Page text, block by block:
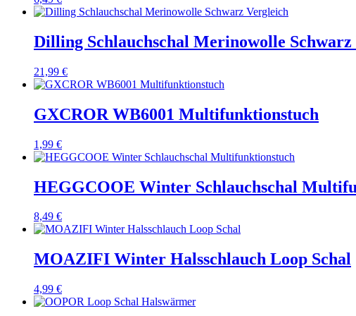
Dilling Schlauchschal Merinowolle Schwarz
21,99 €
GXCROR WB6001 Multifunktionstuch
1,99 €
HEGGCOOE Winter Schlauchschal
8,49 €
MOAZIFI Winter Halsschlauch Loop Schal
4,99 €